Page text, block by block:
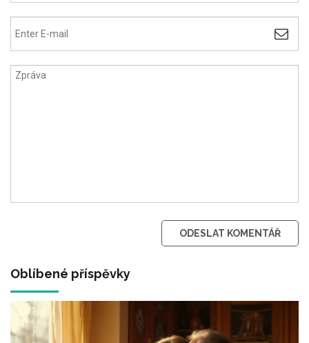
ODESLAT KOMENTÁŘ
Oblíbené příspěvky